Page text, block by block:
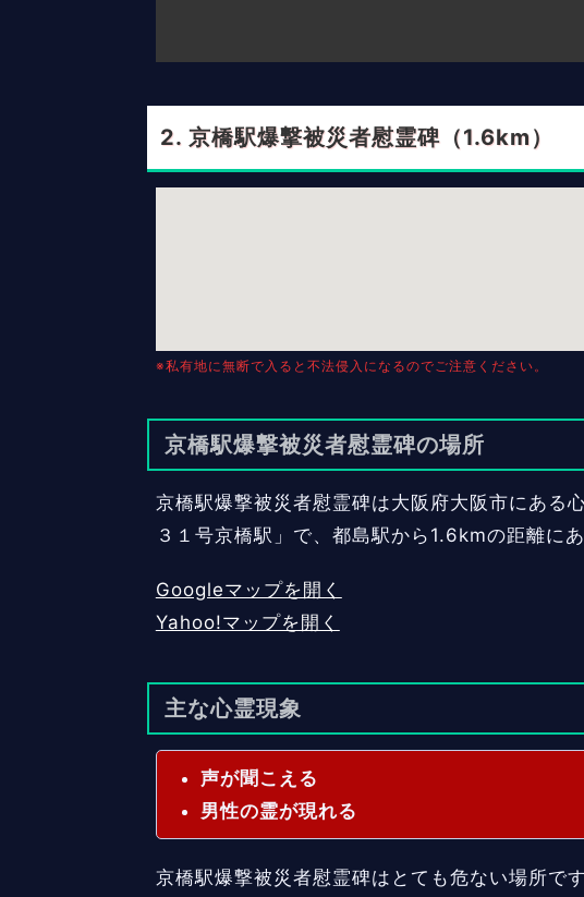
京橋駅爆撃被災者慰霊碑（1.6km）
※私有地に無断で入ると不法侵入になるのでご注意ください。
京橋駅爆撃被災者慰霊碑の場所
京橋駅爆撃被災者慰霊碑は大阪府大阪市にあ
３１号京橋駅」で、都島駅から1.6kmの距離にあ
Googleマップを開く
Yahoo!マップを開く
主な心霊現象
声が聞こえる
男性の霊が現れる
京橋駅爆撃被災者慰霊碑はとても危ない場所で